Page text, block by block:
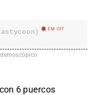
EM Off
6 puercos